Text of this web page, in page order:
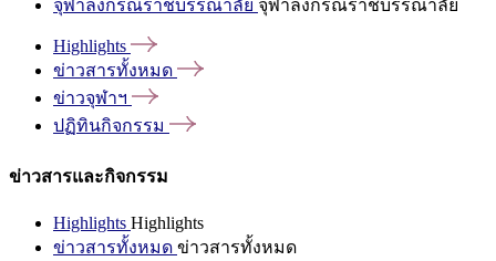
จุฬาลงกรณ์ราชบรรณาลัย จุฬาลงกรณ์ราชบรรณาลัย
Highlights
ข่าวสารทั้งหมด
ข่าวจุฬาฯ
ปฏิทินกิจกรรม
ข่าวสารและกิจกรรม
Highlights Highlights
ข่าวสารทั้งหมด ข่าวสารทั้งหมด